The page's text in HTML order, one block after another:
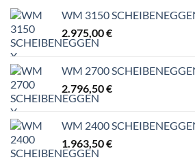
WM 3150
2.975,00€
WM 2700
2.796,50€
WM 2400
1.963,50€